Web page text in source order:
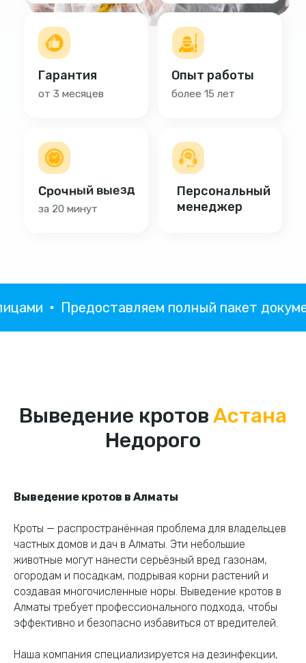
Предоставляем полный пакет
Выведение кротовАстана
Недорого
Выведение кротов в Алматы
Кроты — распространённая проблема для владельцев
частных домов и дач в Алматы. Эти небольшие
животные могут нанести серьёзный вред газонам,
огородам и посадкам, подрывая корни растений и
создавая многочисленные норы. Выведение кротов в
Алматы требует профессионального подхода, чтобы
эффективно и безопасно избавиться от вредителей.
Наша компания специализируется на дезинфекции,